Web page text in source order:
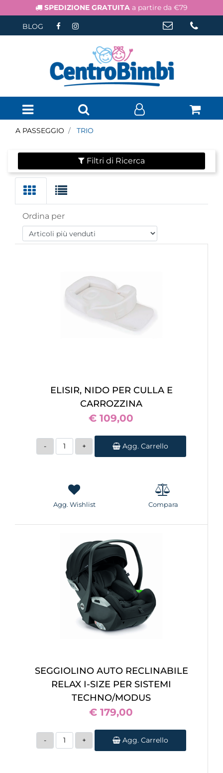
SPEDIZIONE GRATUITA a partire da €79
BLOG
Open menu
A PASSEGGIO TRIO
Filtri di Ricerca
Ordina per
ELISIR, NIDO PER CULLA E
CARROZZINA
€ 109,00
Quantità
Agg. Carrello
Agg. Wishlist Compara
SEGGIOLINO AUTO RECLINABILE
RELAX I-SIZE PER SISTEMI
TECHNO/MODUS
€ 179,00
Quantità
Agg. Carrello